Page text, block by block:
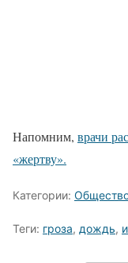
Напомним, врачи
«жертву».
Категории:
Теги: гроза, дождь,